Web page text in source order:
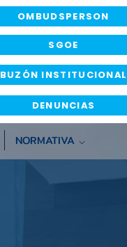
OMBUDSPERSON
SGOE
BUZÓN INSTITUCIONAL
DENUNCIAS
NORMATIVA ⌵